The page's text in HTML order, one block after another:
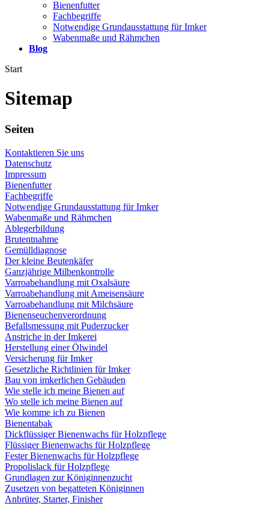
Bienenfutter
Fachbegriffe
Notwendige Grundausstattung für Imker
Wabenmaße und Rähmchen
Blog
Start
Sitemap
Seiten
Kontaktieren Sie uns
Datenschutz
Impressum
Bienenfutter
Fachbegriffe
Notwendige Grundausstattung für Imker
Wabenmaße und Rähmchen
Ablegerbildung
Brutentnahme
Gemülldiagnose
Der kleine Beutenkäfer
Ganzjährige Milbenkontrolle
Varroabehandlung mit Oxalsäure
Varroabehandlung mit Ameisensäure
Varroabehandlung mit Milchsäure
Bienenseuchenverordnung
Befallsmessung mit Puderzucker
Anstriche in der Imkerei
Herstellung einer Ölwindel
Versicherung für Imker
Gesetzliche Richtlinien für Imker
Bau von imkerlichen Gebäuden
Wie stelle ich meine Bienen auf
Wo stelle ich meine Bienen auf
Wie komme ich zu Bienen
Bienentabak
Dickflüssiger Bienenwachs für Holzpflege
Flüssiger Bienenwachs für Holzpflege
Fester Bienenwachs für Holzpflege
Propolislack für Holzpflege
Grundlagen zur Königinnenzucht
Zusetzen von begatteten Königinnen
Anbrüter, Starter, Finisher